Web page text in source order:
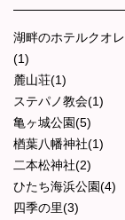
湖畔のホテルクオレ
(1)
麓山荘(1)
ステパノ教会(1)
亀ヶ城公園(5)
楢葉八幡神社(1)
二本松神社(2)
ひたち海浜公園(4)
四季の里(3)